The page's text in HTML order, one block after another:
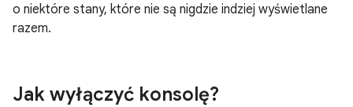
o niektóre stany, które nie są nigdzie indziej wyświetlane
razem.
Jak wyłączyć konsolę?